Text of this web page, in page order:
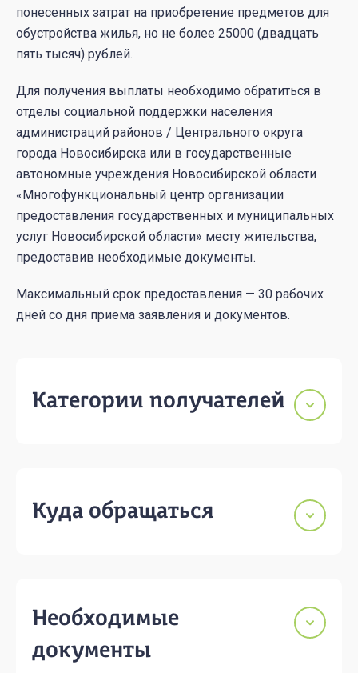
понесенных затрат на приобретение предметов для
обустройства жилья, но не более 25000 (двадцать
пять тысяч) рублей.
Для получения выплаты необходимо обратиться в
отделы социальной поддержки населения
администраций районов / Центрального округа
города Новосибирска или в государственные
автономные учреждения Новосибирской области
«Многофункциональный центр организации
предоставления государственных и муниципальных
услуг Новосибирской области» месту жительства,
предоставив необходимые документы.
Максимальный срок предоставления — 30 рабочих
дней со дня приема заявления и документов.
Категории получателей
Куда обращаться
Необходимые
документы